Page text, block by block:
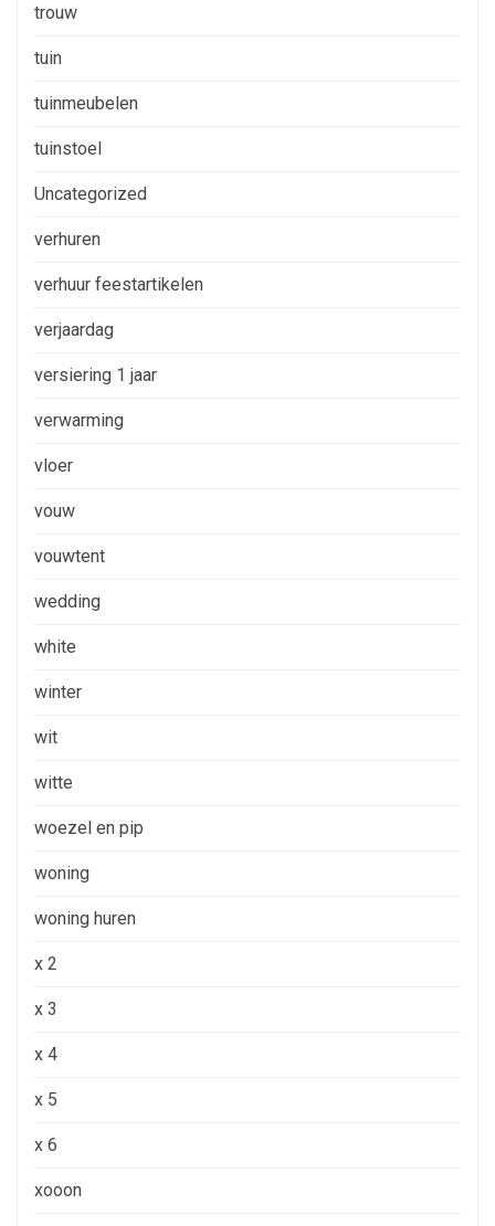
trouw
tuin
tuinmeubelen
tuinstoel
Uncategorized
verhuren
verhuur feestartikelen
verjaardag
versiering 1 jaar
verwarming
vloer
vouw
vouwtent
wedding
white
winter
wit
witte
woezel en pip
woning
woning huren
x 2
x 3
x 4
x 5
x 6
xooon